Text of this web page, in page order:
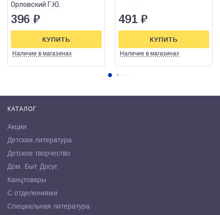
Орловский Г.Ю.
396 ₽
Наличие в магазинах
КУПИТЬ
491 ₽
Наличие в магазинах
КУПИТЬ
КАТАЛОГ
Акции
Детская литература
Детское творчество
Дом. Быт. Досуг.
Канцтовары
С отделениями
Специальная литература